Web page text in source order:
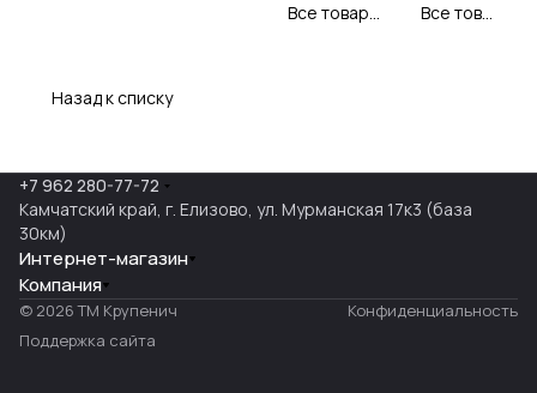
Все товары Село Зеленое Все товары категории
Назад к списку
+7 962 280-77-72
Камчатский край, г. Елизово, ул. Мурманская 17к3 (база
30км)
Интернет-магазин
Компания
© 2026 ТМ Крупенич
Конфиденциальность
Поддержка сайта